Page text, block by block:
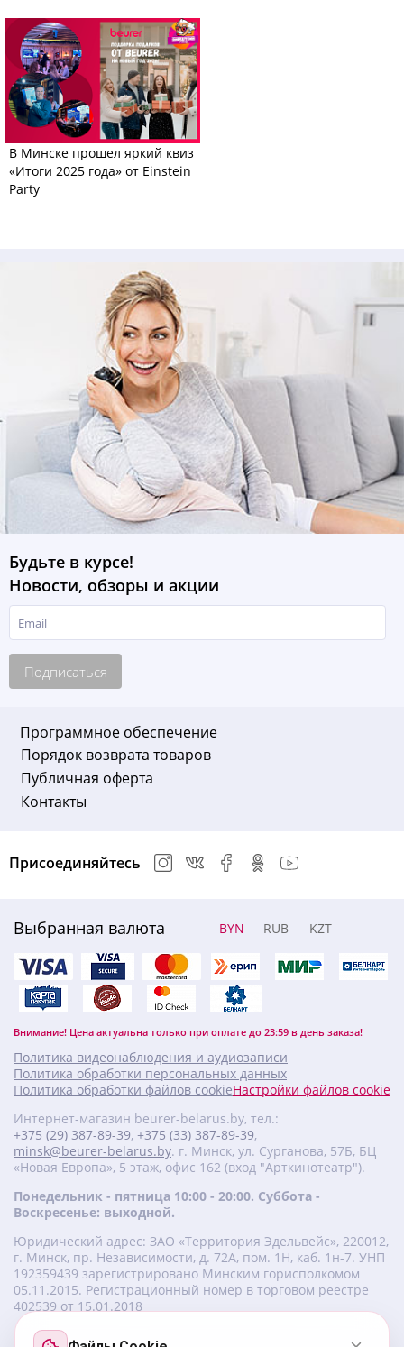
В Минске прошел яркий квиз
«Итоги 2025 года» от Einstein
Party
Будьте в курсе!
Новости, обзоры и акции
Подписаться
Программное обеспечение
Порядок возврата товаров
Публичная оферта
Контакты
Выбранная валюта BYN RUB KZT
Внимание! Цена актуальна только при оплате до 23:59 в день заказа!
Присоединяйтесь
Политика видеонаблюдения и аудиозаписи
Политика обработки персональных данных
Политика обработки файлов cookieНастройки файлов cookie
Интернет-магазин beurer-belarus.by, тел.:
+375 (29) 387-89-39, +375 (33) 387-89-39,
minsk@beurer-belarus.by. г. Минск, ул. Сурганова, 57Б, БЦ
«Новая Европа», 5 этаж, офис 162 (вход "Арткинотеатр").
Понедельник - пятница 10:00 - 20:00. Суббота -
Воскресенье: выходной.
Юридический адрес: ЗАО «Территория Эдельвейс», 220012,
г. Минск, пр. Независимости, д. 72А, пом. 1Н, каб. 1н-7. УНП
‎192359439 зарегистрировано Минским горисполкомом
05.11.2015. Регистрационный номер в торговом реестре
402539 от 15.01.2018